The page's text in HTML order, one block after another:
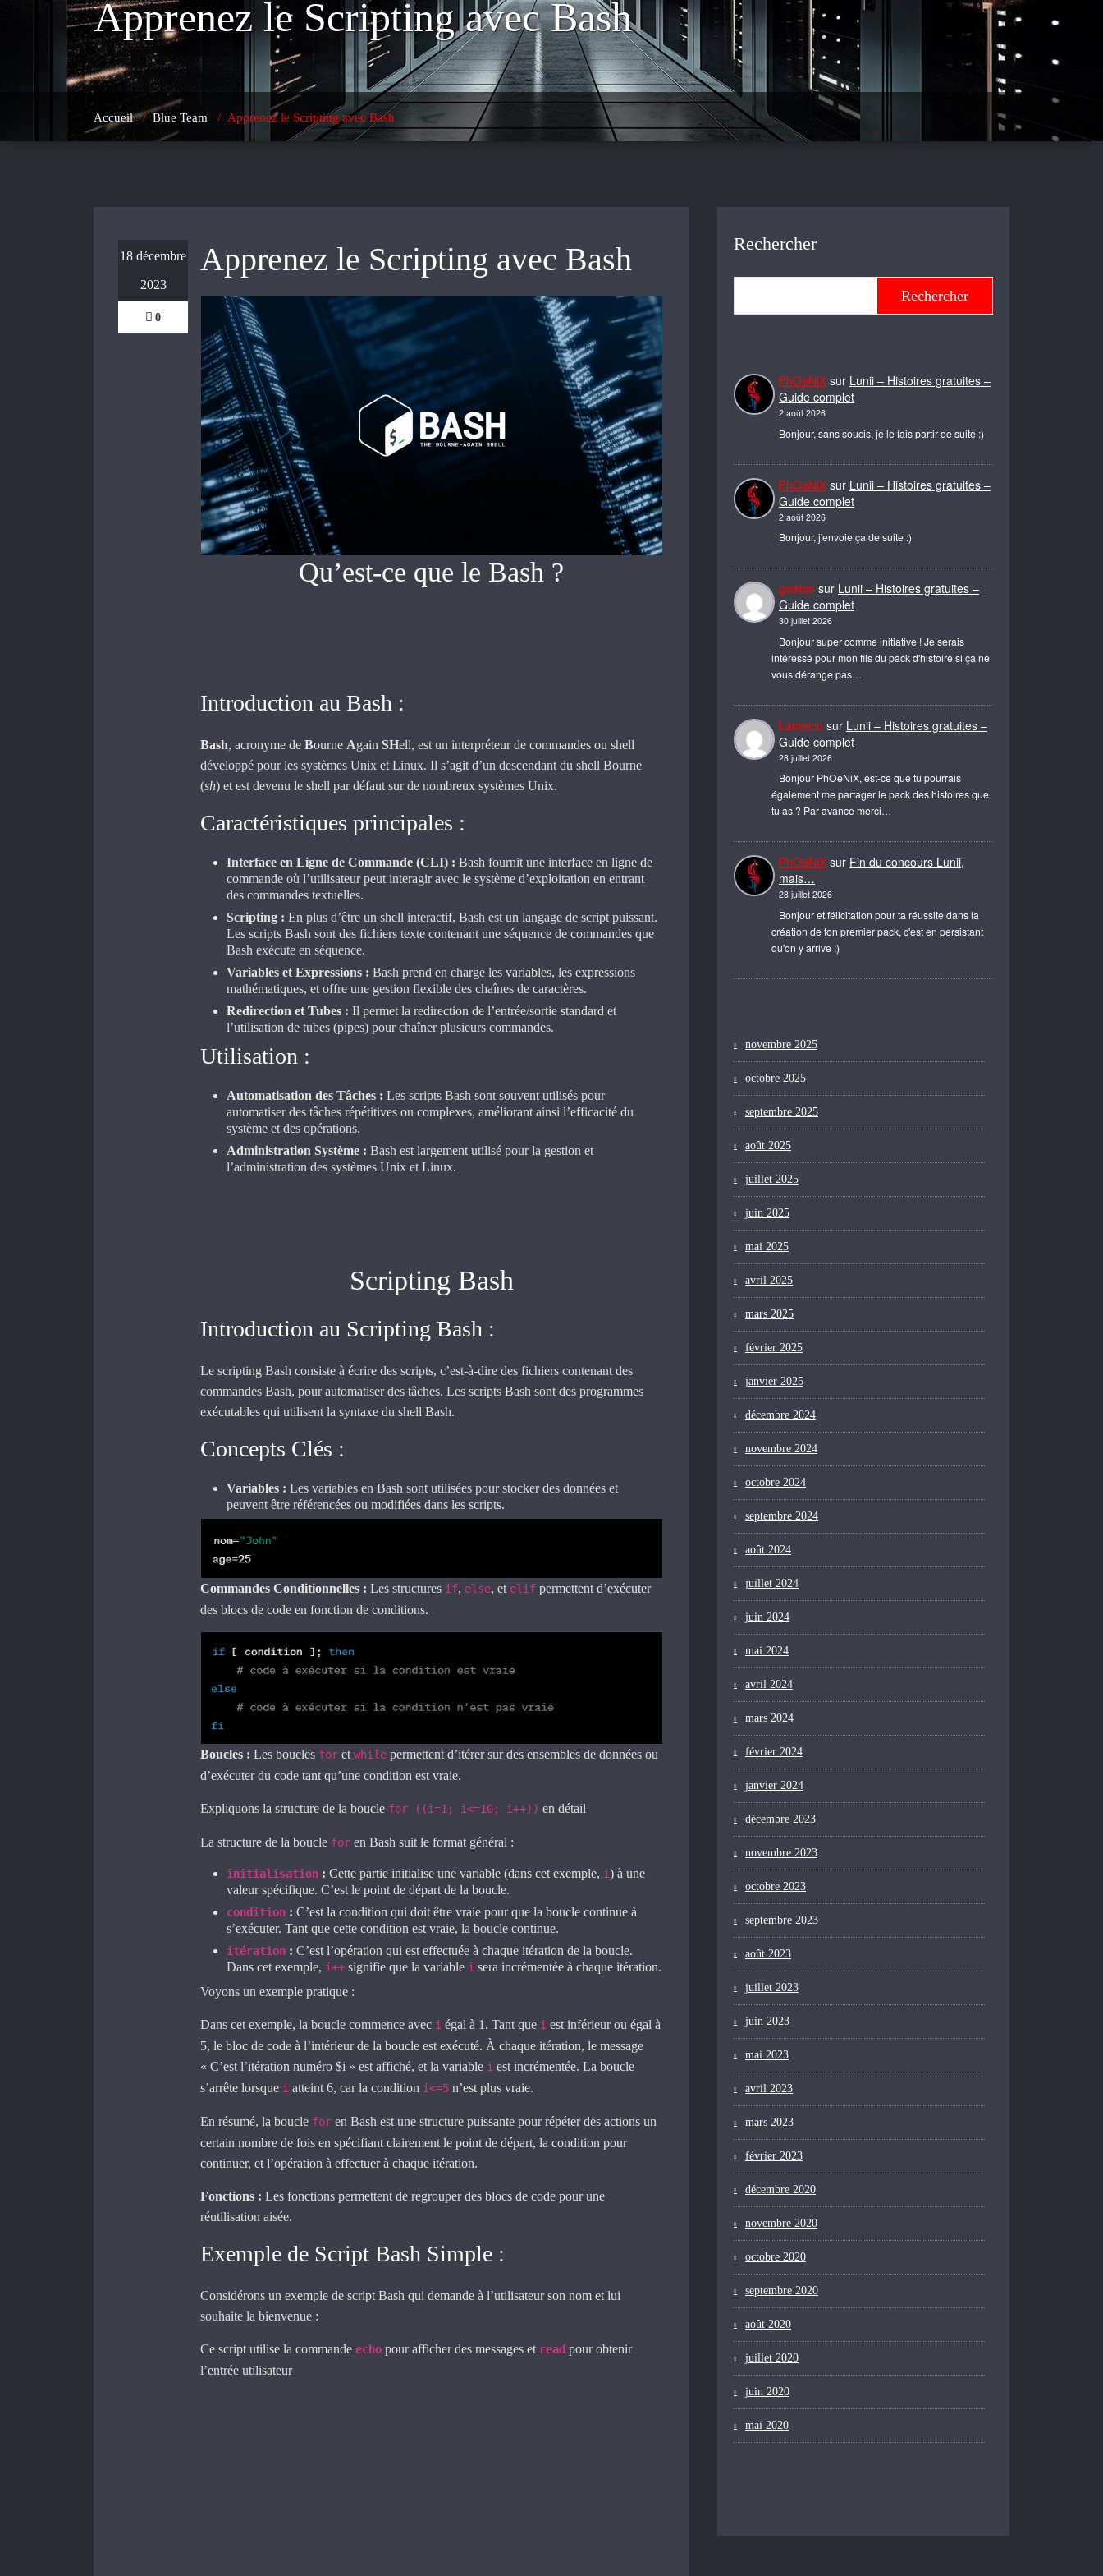
Apprenez le Scripting avec Bash
Accueil/Blue Team / Apprenez le Scripting avec Bash
18 décembre
2023
0
Apprenez le Scripting avec Bash
Qu’est-ce que le Bash ?
Introduction au Bash :
Bash, acronyme deBourne AgainSHell, est un interpréteur de commandes ou shell
développé pour les systèmes Unix et Linux. Il s’agit d’un descendant du shell Bourne
(sh) et est devenu le shell par défaut sur de nombreux systèmes Unix.
Caractéristiques principales :
Interface en Ligne de Commande (CLI) : Bash fournit une interface en ligne de
commande où l’utilisateur peut interagir avec le système d’exploitation en entrant
des commandes textuelles.
Scripting : En plus d’être un shell interactif, Bash est un langage de script puissant.
Les scripts Bash sont des fichiers texte contenant une séquence de commandes que
Bash exécute en séquence.
Variables et Expressions : Bash prend en charge les variables, les expressions
mathématiques, et offre une gestion flexible des chaînes de caractères.
Redirection et Tubes : Il permet la redirection de l’entrée/sortie standard et
l’utilisation de tubes (pipes) pour chaîner plusieurs commandes.
Utilisation :
Automatisation des Tâches : Les scripts Bash sont souvent utilisés pour
automatiser des tâches répétitives ou complexes, améliorant ainsi l’efficacité du
système et des opérations.
Administration Système : Bash est largement utilisé pour la gestion et
l’administration des systèmes Unix et Linux.
Scripting Bash
Introduction au Scripting Bash :
Le scripting Bash consiste à écrire des scripts, c’est-à-dire des fichiers contenant des
commandes Bash, pour automatiser des tâches. Les scripts Bash sont des programmes
exécutables qui utilisent la syntaxe du shell Bash.
Concepts Clés :
Variables : Les variables en Bash sont utilisées pour stocker des données et
peuvent être référencées ou modifiées dans les scripts.
Commandes Conditionnelles : Les structures if, else, et elif permettent d’exécuter
des blocs de code en fonction de conditions.
Boucles : Les boucles for etwhile permettent d’itérer sur des ensembles de données ou
d’exécuter du code tant qu’une condition est vraie.
Expliquons la structure de la boucle for ((i=1; i<=10; i++)) en détail
La structure de la boucle for en Bash suit le format général :
initialisation : Cette partie initialise une variable (dans cet exemple, i) à une
valeur spécifique. C’est le point de départ de la boucle.
condition : C’est la condition qui doit être vraie pour que la boucle continue à
s’exécuter. Tant que cette condition est vraie, la boucle continue.
itération : C’est l’opération qui est effectuée à chaque itération de la boucle.
Dans cet exemple, i++ signifie que la variable i sera incrémentée à chaque itération.
Voyons un exemple pratique :
Dans cet exemple, la boucle commence avec i égal à 1. Tant que i est inférieur ou égal à
5, le bloc de code à l’intérieur de la boucle est exécuté. À chaque itération, le message
« C’est l’itération numéro $i » est affiché, et la variable i est incrémentée. La boucle
s’arrête lorsque i atteint 6, car la condition i<=5 n’est plus vraie.
En résumé, la boucle for en Bash est une structure puissante pour répéter des actions un
certain nombre de fois en spécifiant clairement le point de départ, la condition pour
continuer, et l’opération à effectuer à chaque itération.
Fonctions : Les fonctions permettent de regrouper des blocs de code pour une
réutilisation aisée.
Exemple de Script Bash Simple :
Considérons un exemple de script Bash qui demande à l’utilisateur son nom et lui
souhaite la bienvenue :
Ce script utilise la commandeecho pour afficher des messages et read pour obtenir
l’entrée utilisateur
Rechercher
Rechercher
PhOeNiX sur Lunii – Histoires gratuites –
Guide complet
2 août 2026
Bonjour, sans soucis, je le fais partir de suite :)
PhOeNiX sur Lunii – Histoires gratuites –
Guide complet
2 août 2026
Bonjour, j'envoie ça de suite :)
gaetan sur Lunii – Histoires gratuites –
Guide complet
30 juillet 2026
Bonjour super comme initiative ! Je serais
intéressé pour mon fils du pack d'histoire si ça ne
vous dérange pas…
Lamecio sur Lunii – Histoires gratuites –
Guide complet
28 juillet 2026
Bonjour PhOeNiX, est-ce que tu pourrais
également me partager le pack des histoires que
tu as ? Par avance merci…
PhOeNiX sur Fin du concours Lunii,
mais…
28 juillet 2026
Bonjour et félicitation pour ta réussite dans la
création de ton premier pack, c'est en persistant
qu'on y arrive ;)
novembre 2025
octobre 2025
septembre 2025
août 2025
juillet 2025
juin 2025
mai 2025
avril 2025
mars 2025
février 2025
janvier 2025
décembre 2024
novembre 2024
octobre 2024
septembre 2024
août 2024
juillet 2024
juin 2024
mai 2024
avril 2024
mars 2024
février 2024
janvier 2024
décembre 2023
novembre 2023
octobre 2023
septembre 2023
août 2023
juillet 2023
juin 2023
mai 2023
avril 2023
mars 2023
février 2023
décembre 2020
novembre 2020
octobre 2020
septembre 2020
août 2020
juillet 2020
juin 2020
mai 2020